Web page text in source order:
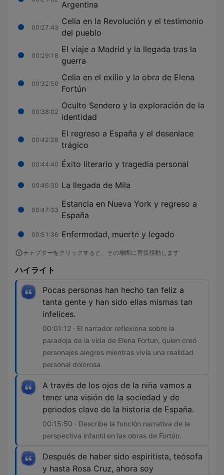
Argentina
00:27:43
Celia en la Revolución y el testimonio
del pueblo
00:29:18
El viaje a Madrid y la llegada tras la
guerra
00:32:50
Celia en el exilio y la obra de Elena
Fortún
00:38:02
Oculto Sendero y la exploración de la
identidad
00:42:28
El regreso a España y el desenlace
trágico
00:44:40 Éxito literario y tragedia personal
00:46:30 La llegada de Mila
00:47:33
Estancia en Nueva York y regreso a
España
00:51:36 Enfermedad, muerte y legado
チャプターをクリックすると、その場面に直接移動します
ハイライト
Pocas personas han hecho tan feliz a
tanta gente y han sido ellas mismas tan
infelices.
00:01:12 · El narrador reflexiona sobre la
paradoja de la vida de Elena Fortun, quien creó
personajes alegres mientras vivía una realidad
personal dolorosa.
A través de los ojos de la niña vamos a
tener una visión de la sociedad y de
periodos clave de la historia de España.
00:15:50 · Describe la función narrativa de la
perspectiva infantil en las obras de Fortún.
Después de haber sido espiritista, teósofa
y hasta Rosa Cruz, ahora soy